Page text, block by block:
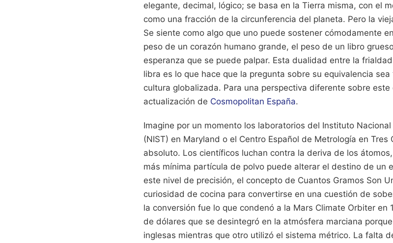
elegante, decimal, lógico; se basa en la Tierra misma, con el
como una fracción de la circunferencia del planeta. Pero la
Se siente como algo que uno puede sostener cómodamente
peso de un corazón humano grande, el peso de un libro
esperanza que se puede palpar. Esta dualidad entre la
libra es lo que hace que la pregunta sobre su equivalencia
cultura globalizada. Para una perspectiva diferente sobre
actualización de Cosmopolitan España.
Imagine por un momento los laboratorios del Instituto
(NIST) en Maryland o el Centro Español de Metrología en Tres
absoluto. Los científicos luchan contra la deriva de los
más mínima partícula de polvo puede alterar el destino de un
este nivel de precisión, el concepto de Cuantos Gramos Son
curiosidad de cocina para convertirse en una cuestión de
la conversión fue lo que condenó a la Mars Climate Orbiter en
de dólares que se desintegró en la atmósfera marciana
inglesas mientras que otro utilizó el sistema métrico. La falta